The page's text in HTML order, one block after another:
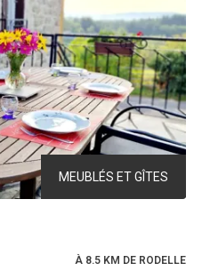
MEUBLÉS ET GÎTES
À 8.5 KM DE RODELLE